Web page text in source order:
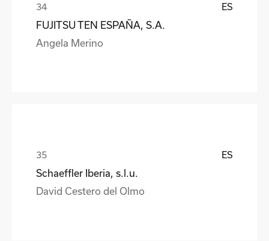
ES
FUJITSU TEN ESPAÑA, S.A.
Angela Merino
ES
Schaeffler Iberia, s.l.u.
David Cestero del Olmo